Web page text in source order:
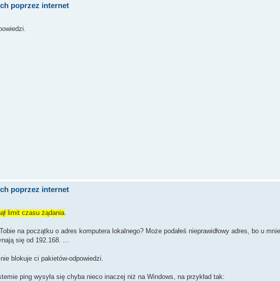
poprzez internet
poprzez internet
limit czasu żądania
na początku o adres komputera lokalnego? Może podałeś nieprawidłowy adres, bo u
się od 192.168. ...
blokuje ci pakietów-odpowiedzi.
ping wysyła się chyba nieco inaczej niż na Windows, na przykład tak: